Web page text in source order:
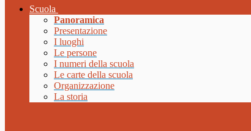
Scuola
Panoramica
Presentazione
I luoghi
Le persone
I numeri della scuola
Le carte della scuola
Organizzazione
La storia